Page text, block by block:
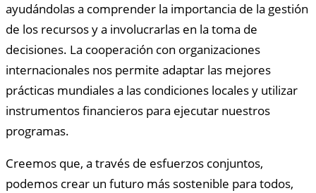
ayudándolas a comprender la importancia de la gestión
de los recursos y a involucrarlas en la toma de
decisiones. La cooperación con organizaciones
internacionales nos permite adaptar las mejores
prácticas mundiales a las condiciones locales y utilizar
instrumentos financieros para ejecutar nuestros
programas.
Creemos que, a través de esfuerzos conjuntos,
podemos crear un futuro más sostenible para todos,